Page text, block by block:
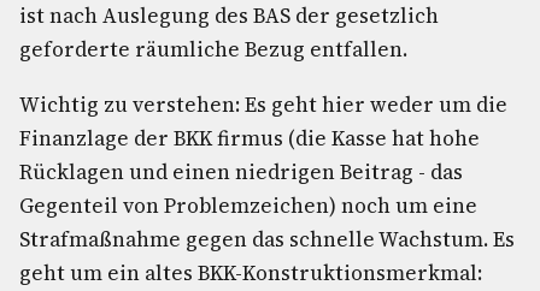
ist nach Auslegung des BAS der gesetzlich
geforderte räumliche Bezug entfallen.
Wichtig zu verstehen: Es geht hier weder um die
Finanzlage der BKK firmus (die Kasse hat hohe
Rücklagen und einen niedrigen Beitrag - das
Gegenteil von Problemzeichen) noch um eine
Strafmaßnahme gegen das schnelle Wachstum. Es
geht um ein altes BKK-Konstruktionsmerkmal: